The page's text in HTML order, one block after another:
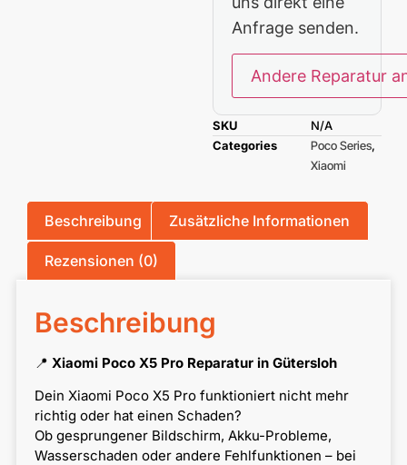
Anfrage senden.
Andere Reparatur
SKU
N/A
Categories
Poco Series,
Xiaomi
Beschreibung Zusätzliche Informationen
Rezensionen (0)
Beschreibung
📍 Xiaomi Poco X5 Pro Reparatur in Gütersloh
Dein Xiaomi Poco X5 Pro funktioniert nicht mehr
richtig oder hat einen Schaden?
Ob gesprungener Bildschirm, Akku-Probleme,
Wasserschaden oder andere Fehlfunktionen – bei